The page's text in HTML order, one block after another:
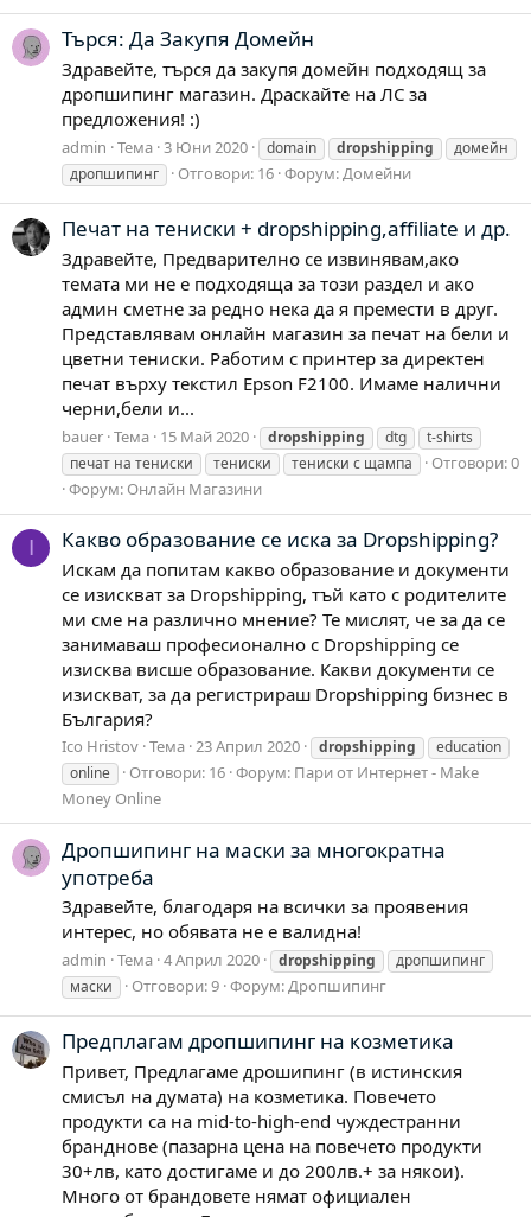
Търся: Да Закупя Домейн
Здравейте, търся да закупя домейн подходящ за
дропшипинг магазин. Драскайте на ЛС за
предложения! :)
admin Тема 3 Юни 2020 domain dropshipping
домейн
дропшипинг
Отговори: 16 Форум:Домейни
Печат на тениски + dropshipping,affiliate и др.
Здравейте, Предварително се извинявам,ако
темата ми не е подходяща за този раздел и ако
админ сметне за редно нека да я премести в друг.
Представлявам онлайн магазин за печат на бели и
цветни тениски. Работим с принтер за директен
печат върху текстил Epson F2100. Имаме налични
черни,бели и...
bauer Тема 15 Май 2020 dropshipping dtg
t-shirts
печат на тениски
тениски тениски с щампа
Отговори: 0
Форум: Онлайн Магазини
I Какво образование се иска за Dropshipping?
Искам да попитам какво образование и документи
се изискват за Dropshipping, тъй като с родителите
ми сме на различно мнение? Те мислят, че за да се
занимаваш професионално с Dropshipping се
изисква висше образование. Какви документи се
изискват, за да регистрираш Dropshipping бизнес в
България?
Ico Hristov Тема 23 Април 2020 dropshipping
education
online
Отговори: 16 Форум: Пари от Интернет - Make
Money Online
Дропшипинг на маски за многократна
употреба
Здравейте, благодаря на всички за проявения
интерес, но обявата не е валидна!
admin Тема 4 Април 2020 dropshipping
дропшипинг
маски
Отговори: 9 Форум:Дропшипинг
Предплагам дропшипинг на козметика
Привет, Предлагаме дрошипинг (в истинския
смисъл на думата) на козметика. Повечето
продукти са на mid-to-high-end чуждестранни
бранднове (пазарна цена на повечето продукти
30+лв, като достигаме и до 200лв.+ за някои).
Много от брандовете нямат официален